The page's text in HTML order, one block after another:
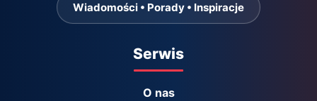
Wiadomości • Porady • Inspiracje
Serwis
O nas